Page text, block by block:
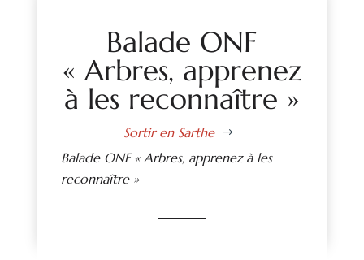
Balade ONF
« Arbres, apprenez
à les reconnaître »
Sortir en Sarthe $
Balade ONF « Arbres, apprenez à les
reconnaître »